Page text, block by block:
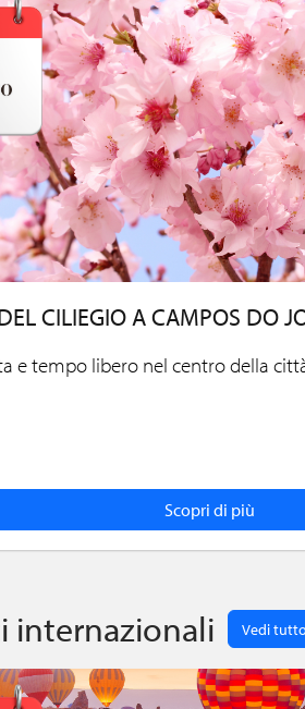
CILIEGIO A CAMPOS DO
e tempo libero nel centro della
Scopri di più
internazionali Vedi